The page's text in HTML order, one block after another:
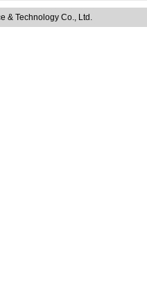
& Technology Co., Ltd.